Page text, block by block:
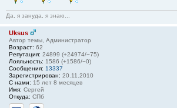
Да, я зануда, я знаю...
Uksus
Автор темы, Администратор
Возраст: 62
Репутация: 24899 (+24974/−75)
Лояльность: 1586 (+1586/−0)
Сообщения: 13337
Зарегистрирован: 20.11.2010
С нами: 15 лет 8 месяцев
Имя: Сергей
Откуда: СПб